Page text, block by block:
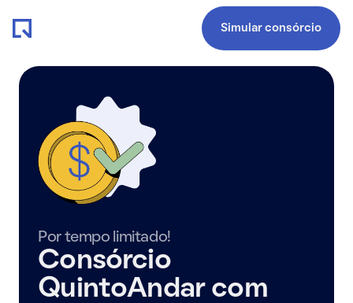
Simular consórcio
Por tempo limitado!
Consórcio
QuintoAndar com